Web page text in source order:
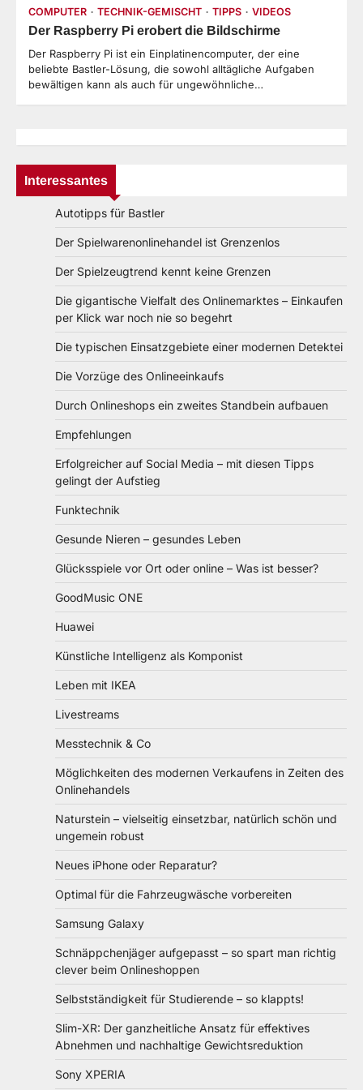
COMPUTER TECHNIK-GEMISCHT TIPPS VIDEOS
Der Raspberry Pi erobert die Bildschirme
Der Raspberry Pi ist ein Einplatinencomputer, der eine
beliebte Bastler-Lösung, die sowohl alltägliche Aufgaben
bewältigen kann als auch für ungewöhnliche…
Interessantes
Autotipps für Bastler
Der Spielwarenonlinehandel ist Grenzenlos
Der Spielzeugtrend kennt keine Grenzen
Die gigantische Vielfalt des Onlinemarktes – Einkaufen
per Klick war noch nie so begehrt
Die typischen Einsatzgebiete einer modernen Detektei
Die Vorzüge des Onlineeinkaufs
Durch Onlineshops ein zweites Standbein aufbauen
Empfehlungen
Erfolgreicher auf Social Media – mit diesen Tipps
gelingt der Aufstieg
Funktechnik
Gesunde Nieren – gesundes Leben
Glücksspiele vor Ort oder online – Was ist besser?
GoodMusic ONE
Huawei
Künstliche Intelligenz als Komponist
Leben mit IKEA
Livestreams
Messtechnik & Co
Möglichkeiten des modernen Verkaufens in Zeiten des
Onlinehandels
Naturstein – vielseitig einsetzbar, natürlich schön und
ungemein robust
Neues iPhone oder Reparatur?
Optimal für die Fahrzeugwäsche vorbereiten
Samsung Galaxy
Schnäppchenjäger aufgepasst – so spart man richtig
clever beim Onlineshoppen
Selbstständigkeit für Studierende – so klappts!
Slim-XR: Der ganzheitliche Ansatz für effektives
Abnehmen und nachhaltige Gewichtsreduktion
Sony XPERIA